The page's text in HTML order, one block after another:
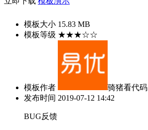
模板大小 15.83 MB
模板等级 ★★★☆☆
模板作者
骑猪看代码
发布时间 2019-07-12 14:42
BUG反馈